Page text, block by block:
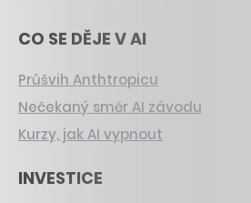
CO SE DĚJE V AI
Průšvih Anthtropicu
Nečekaný směr AI závodu
Kurzy, jak AI vypnout
INVESTICE